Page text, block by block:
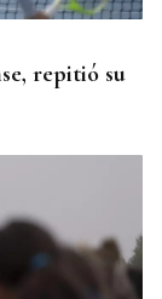
repitió su